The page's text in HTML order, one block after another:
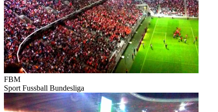
FBM
Sport Fussball Bundesliga